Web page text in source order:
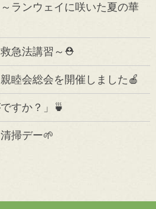
ランウェイに咲いた夏の華
急法講習～⛑️
睦会総会を開催しました🍎
すか？」🍵
掃デー🌱